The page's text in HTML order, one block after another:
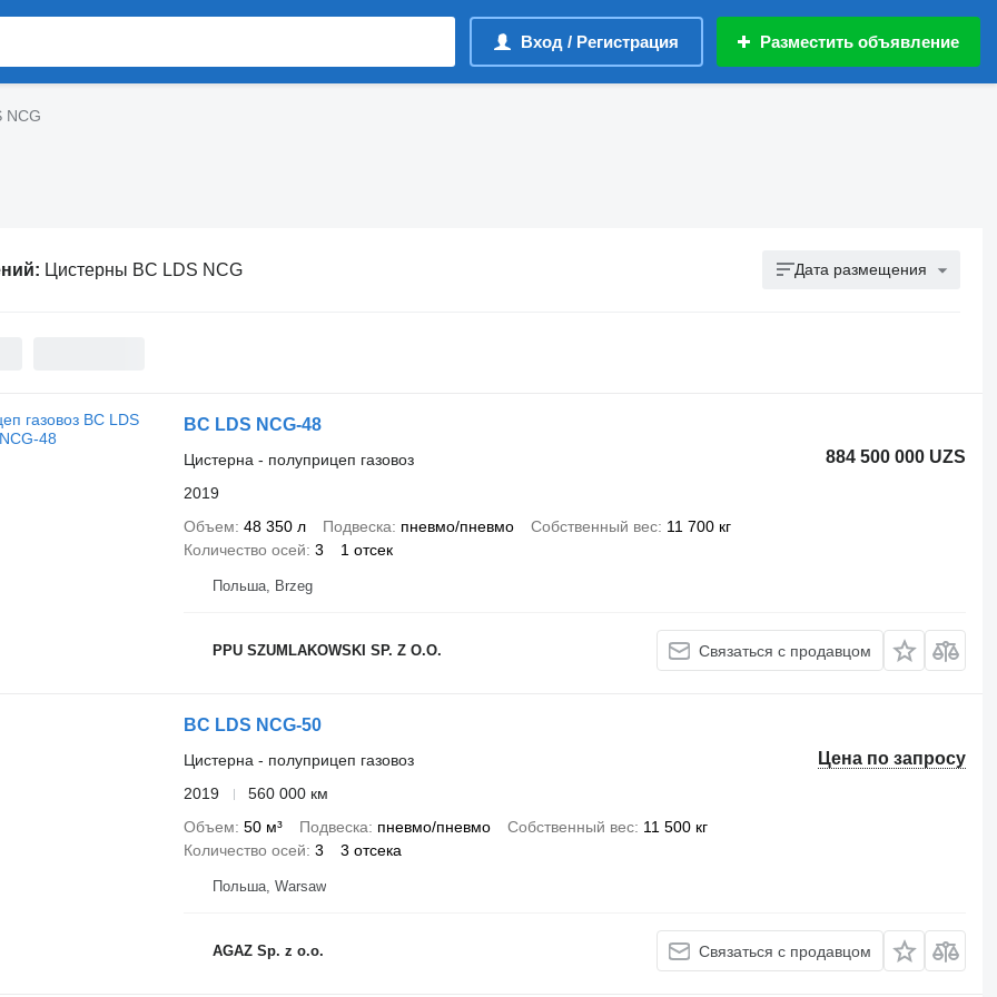
Вход / Регистрация Разместить объявление
NCG
Цистерны BC LDS NCG Дата размещения
BC LDS NCG-48
884 500 000 UZS
Цистерна - полуприцеп газовоз
2019
Объем 48 350 л Подвеска пневмо/пневмо Собственный вес 11 700 кг
Количество осей 3 1 отсек
Польша, Brzeg
PPU SZUMLAKOWSKI SP. Z O.O. Связаться с продавцом
BC LDS NCG-50
Цена по запросу
Цистерна - полуприцеп газовоз
2019
560 000 км
Объем 50 м³ Подвеска пневмо/пневмо Собственный вес 11 500 кг
Количество осей 3 3 отсека
Польша, Warsaw
AGAZ Sp. z o.o. Связаться с продавцом